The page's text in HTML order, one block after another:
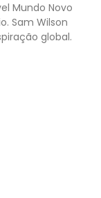
Mundo Novo
Sam Wilson
global.